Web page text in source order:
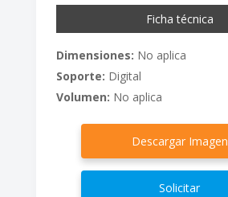
Ficha técnica
Dimensiones: No aplica
Soporte: Digital
Volumen: No aplica
Descargar Imagen
Solicitar